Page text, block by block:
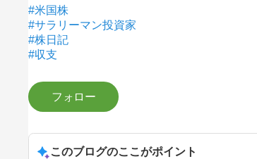
#米国株
#サラリーマン投資家
#株日記
#収支
このブログのここがポイント